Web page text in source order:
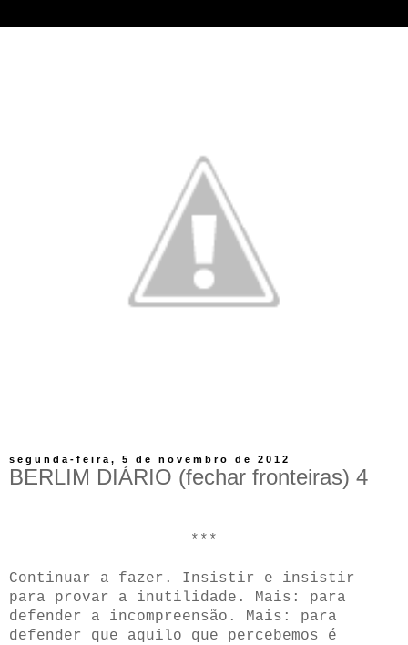
segunda-feira, 5 de novembro de 2012
BERLIM DIÁRIO (fechar fronteiras) 4
***
Continuar a fazer. Insistir e insistir
para provar a inutilidade. Mais: para
defender a incompreensão. Mais: para
defender que aquilo que percebemos é